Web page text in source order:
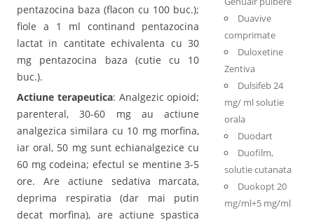
pentazocina baza (flacon cu 100 buc.);
fiole a 1 ml continand pentazocina
lactat in cantitate echivalenta cu 30
mg pentazocina baza (cutie cu 10
buc.).
Actiune terapeutica: Analgezic opioid;
parenteral, 30-60 mg au actiune
analgezica similara cu 10 mg morfina,
iar oral, 50 mg sunt echianalgezice cu
60 mg codeina; efectul se mentine 3-5
ore. Are actiune sedativa marcata,
deprima respiratia (dar mai putin
decat morfina), are actiune spastica
Duavive
comprimate
Duloxetine
Zentiva
Dulsifeb 24
mg/ ml solutie
orala
Duodart
Duofilm,
solutie cutanata
Duokopt 20
mg/ml+5 mg/ml